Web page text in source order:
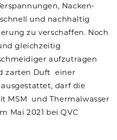
Nacken-
und nachhaltig
zu verschaffen. Noch
gleichzeitig
aufzutragen
zarten Duft einer
darf die
MSM und Thermalwasser
Mai 2021 bei QVC